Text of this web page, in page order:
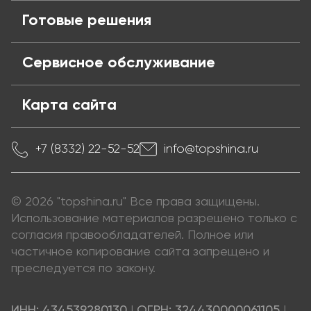
Готовые решения
Сервисное обслуживание
Карта сайта
+7 (8332) 22-52-52 info@topshina.ru
© 2026 "topshina.ru" Все права защищены.
Использование материалов разрешено только с
согласия правообладателей. Полное или
частичное копирование сайта запрещено и
преследуется по закону.